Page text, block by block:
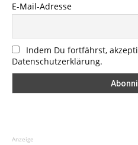
E-Mail-Adresse
Indem Du fortfährst,
Datenschutzerklärung.
Anzeige